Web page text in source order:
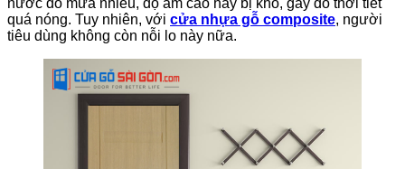
nước do mưa nhiều, độ ẩm cao hay bị khô, gãy do thời tiết
quá nóng. Tuy nhiên, với cửa nhựa gỗ composite, người
tiêu dùng không còn nỗi lo này nữa.